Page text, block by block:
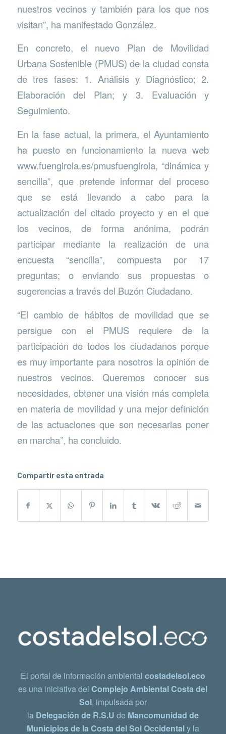
nuestros vecinos y también para los que nos
visitan”, ha manifestado González.
En concreto, el nuevo Plan de Movilidad
Urbana Sostenible (PMUS) de la ciudad consta
de tres fases: 1. Análisis y Diagnóstico; 2.
Elaboración del Plan; y 3. Evaluación y
Seguimiento.
En la fase actual, la primera, el Ayuntamiento
ha puesto en funcionamiento la nueva web
www.fuengirola.es/pmusfuengirola, “dinámica y
sencilla”, que pretende informar del proceso
que se está llevando a cabo para la
actualización del citado proyecto y en el que
los vecinos, de forma anónima, podrán
participar mediante la realización de una
encuesta “sencilla”, compuesta por 17
preguntas; o enviando sus propuestas o
sugerencias a través del Buzón Ciudadano.
“El cambio de hábitos de movilidad que se
persigue con el PMUS requiere de la
participación de todos los ciudadanos porque
es muy importante para nosotros la opinión de
nuestros vecinos. Queremos conocer sus
necesidades, obtener una visión más completa
en materia de movilidad y una mejor definición
de las actuaciones que son necesarias poner
en marcha”, ha concluido.
Compartir esta entrada
El portal de información ambiental costadelsol.eco
es una iniciativa delComplejo Ambiental Costa del
Sol, impulsada por
la Delegación de R.S.U de Mancomunidad de
Municipios de la Costa del Sol Occidentaly la